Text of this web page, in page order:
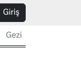
Giriş
Gezi